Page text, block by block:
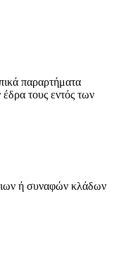
παραρτήματα
τους εντός των
ή συναφών κλάδων